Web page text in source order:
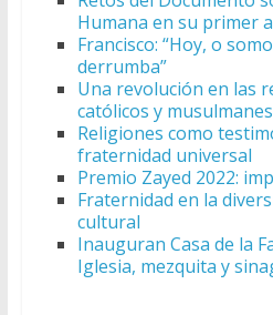
Humana en su primer
Francisco: “Hoy, o
derrumba”
Una revolución en las
católicos y musulmanes
Religiones como
fraternidad universal
Premio Zayed 2022:
Fraternidad en la
cultural
Inauguran Casa de la
Iglesia, mezquita y